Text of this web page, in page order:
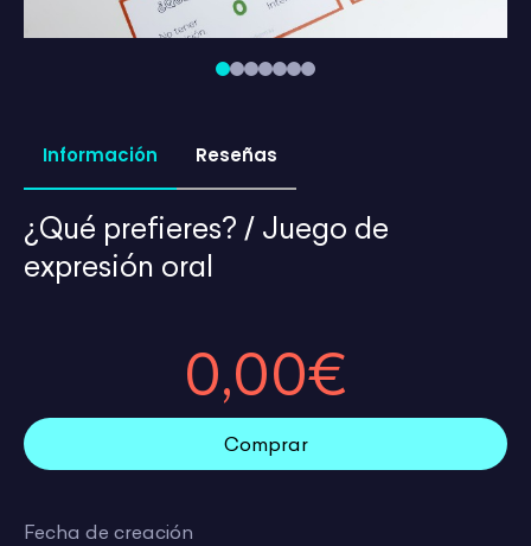
Información Reseñas
¿Qué prefieres? / Juego de
expresión oral
Fecha de creación
0,00€
Comprar